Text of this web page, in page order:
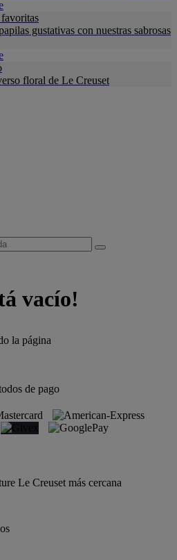
favoritas
gustativas con nuestras sabrosas
floral de Le Creuset
vacío!
la página
de pago
Le Creuset más cercana